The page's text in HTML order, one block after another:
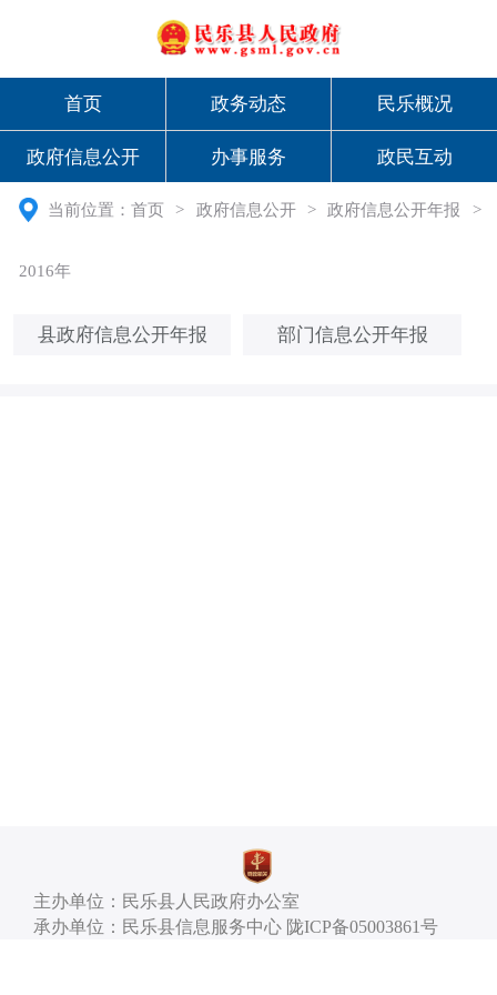
首页 政务动态 民乐概况
政府信息公开 办事服务 政民互动
当前位置：首页 > 政府信息公开 > 政府信息公开年报 >
2016年
县政府信息公开年报 部门信息公开年报
主办单位：民乐县人民政府办公室
承办单位：民乐县信息服务中心 陇ICP备05003861号